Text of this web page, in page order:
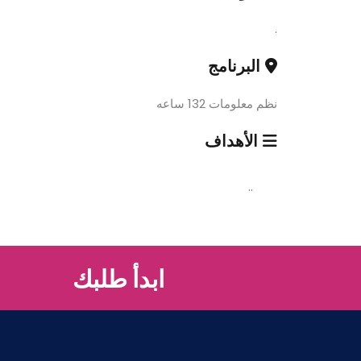
.
البرنامج
نظم معلومات 132 ساعه
الأهداف
..
ابدأ طلبك